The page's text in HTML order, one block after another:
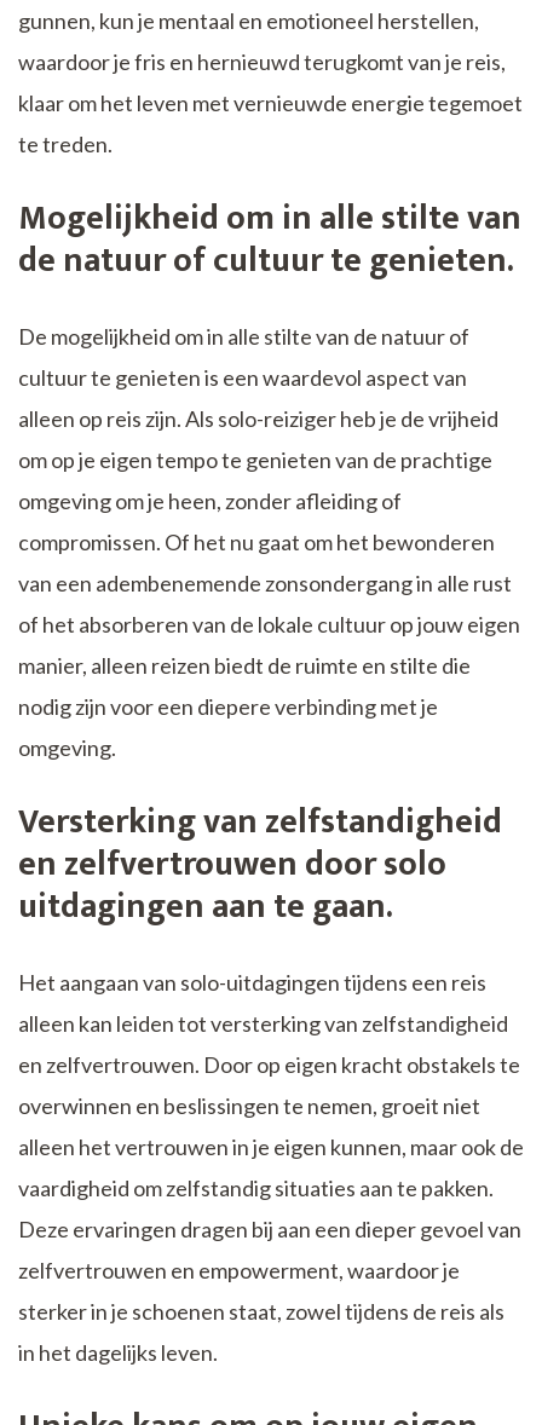
gunnen, kun je mentaal en emotioneel herstellen,
waardoor je fris en hernieuwd terugkomt van je reis,
klaar om het leven met vernieuwde energie tegemoet
te treden.
Mogelijkheid om in alle stilte van
de natuur of cultuur te genieten.
De mogelijkheid om in alle stilte van de natuur of
cultuur te genieten is een waardevol aspect van
alleen op reis zijn. Als solo-reiziger heb je de vrijheid
om op je eigen tempo te genieten van de prachtige
omgeving om je heen, zonder afleiding of
compromissen. Of het nu gaat om het bewonderen
van een adembenemende zonsondergang in alle rust
of het absorberen van de lokale cultuur op jouw eigen
manier, alleen reizen biedt de ruimte en stilte die
nodig zijn voor een diepere verbinding met je
omgeving.
Versterking van zelfstandigheid
en zelfvertrouwen door solo
uitdagingen aan te gaan.
Het aangaan van solo-uitdagingen tijdens een reis
alleen kan leiden tot versterking van zelfstandigheid
en zelfvertrouwen. Door op eigen kracht obstakels te
overwinnen en beslissingen te nemen, groeit niet
alleen het vertrouwen in je eigen kunnen, maar ook de
vaardigheid om zelfstandig situaties aan te pakken.
Deze ervaringen dragen bij aan een dieper gevoel van
zelfvertrouwen en empowerment, waardoor je
sterker in je schoenen staat, zowel tijdens de reis als
in het dagelijks leven.